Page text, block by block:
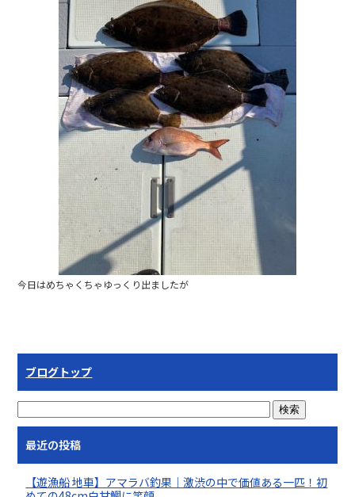
今日はめちゃくちゃゆっくり出ましたが
ブログトップ
最近の投稿
【遊漁船 地車】アマラバ釣果｜激渋の中で価値ある一匹！初